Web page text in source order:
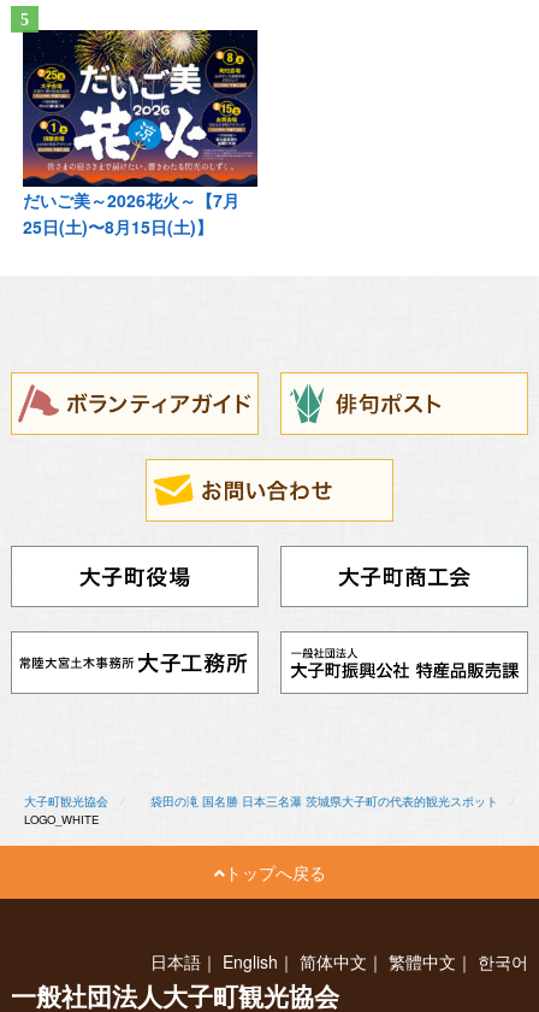
だいご美～2026花火～【7月
25日(土)〜8月15日(土)】
大子町観光協会
袋田の滝 国名勝 日本三名瀑 茨城県大子町の代表的観光スポット
LOGO_WHITE
トップへ戻る
日本語 ｜ English ｜简体中文 ｜繁體中文 ｜ 한국어
一般社団法人大子町観光協会